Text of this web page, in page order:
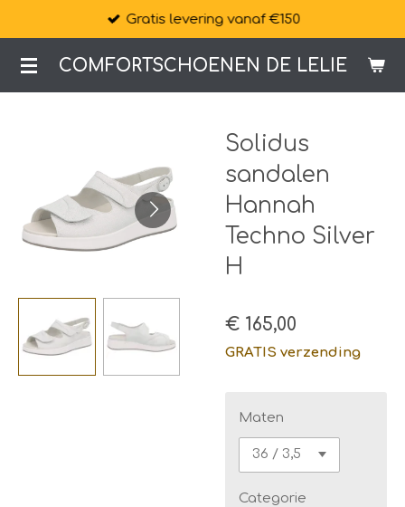
naar
de
COMFORTSCHOENEN DE LELIE
Gratis levering vanaf €150
Solidus
sandalen
Hannah
Techno Silver
H
€ 165,00
GRATIS verzending
Maten
Categorie